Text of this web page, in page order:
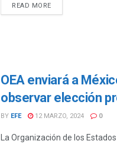
READ MOREDETAILS
OEA enviará a
observar elección
BY EFE 12 MARZO, 2024 0
La Organización de los